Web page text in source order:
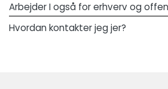
Arbejder I også for erhverv og
Hvordan kontakter jeg jer?